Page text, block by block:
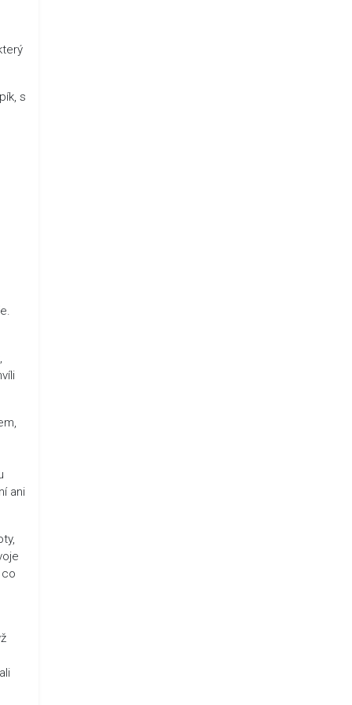
s
ani
co